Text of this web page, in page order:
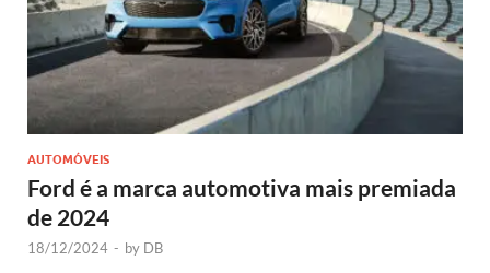
AUTOMÓVEIS
Ford é a marca automotiva mais premiada
de 2024
18/12/2024 - by DB